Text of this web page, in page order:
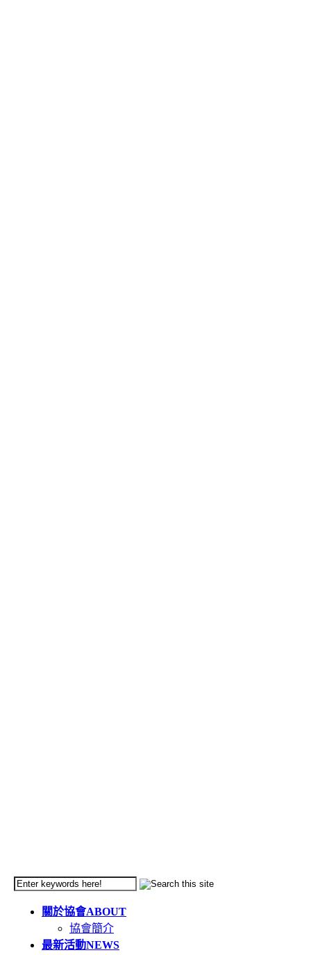
關於協會ABOUT
協會簡介
最新活動NEWS